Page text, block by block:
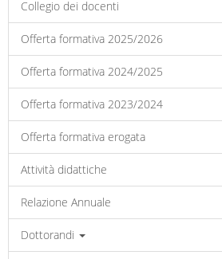
Collegio dei docenti
Offerta formativa 2025/2026
Offerta formativa 2024/2025
Offerta formativa 2023/2024
Offerta formativa erogata
Attività didattiche
Relazione Annuale
Dottorandi